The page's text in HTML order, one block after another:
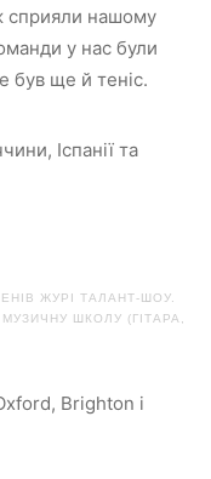
сприяли нашому
у нас були
був ще й теніс.
Іспанії та
ЖУРІ ТАЛАНТ-ШОУ.
ШКОЛУ (ГІТАРА,
Brighton і